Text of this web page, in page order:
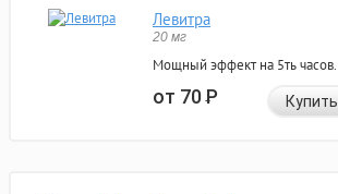
Левитра
20 мг
Мощный эффект на 5ть часов.
от 70Р Купить